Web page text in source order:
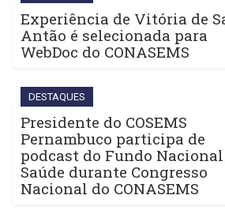
Experiência de Vitória de
Antão é selecionada para
WebDoc do CONASEMS
DESTAQUES
Presidente do COSEMS
Pernambuco participa de
podcast do Fundo Nacional
Saúde durante Congresso
Nacional do CONASEMS